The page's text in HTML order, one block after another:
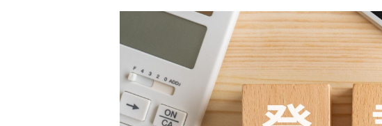
起業家インタビュー